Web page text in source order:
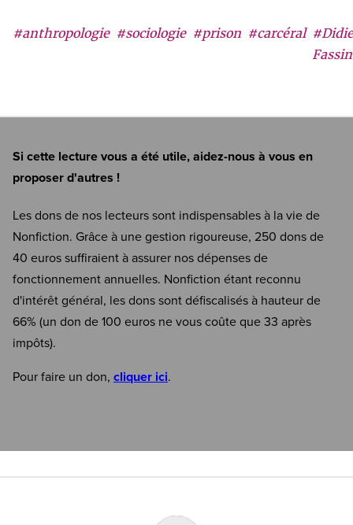
#anthropologie #sociologie #prison #carcéral
Fassin
Si cette lecture vous a été utile, aidez-nous à vous en
proposer d'autres !
Les dons de nos lecteurs sont indispensables à la vie de
Nonfiction. Grâce à une gestion rigoureuse, 250 dons de
40 euros suffiraient à assurer nos dépenses de
fonctionnement annuelles. Nonfiction étant reconnu
d'intérêt général, les dons sont défiscalisés à hauteur de
66% (un don de 100 euros ne vous coûte que 33 après
impôts).
Pour faire un don, cliquer ici.